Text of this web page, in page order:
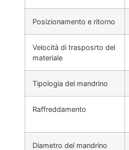
Posizionamento e ritorno
Velocità di trasposrto del
materiale
Tipologia del mandrino
Raffreddamento
Diametro del mandrino